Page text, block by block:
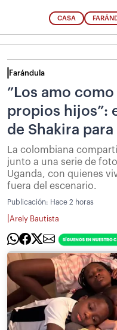
CASA
Farándula
”Los amo
propios hijos”:
de Shakira para
La colombiana
junto a una serie de
Uganda, con quienes
fuera del escenario.
Publicación: Hace 2 horas
Arely Bautista